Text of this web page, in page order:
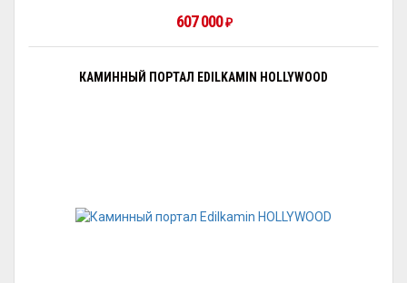
607 000 ₽
КАМИННЫЙ ПОРТАЛ EDILKAMIN HOLLYWOOD